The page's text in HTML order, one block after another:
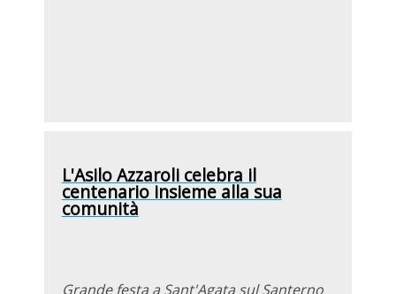
L'Asilo Azzaroli celebra il
centenario insieme alla sua
comunità
Grande festa a Sant'Agata sul Santerno